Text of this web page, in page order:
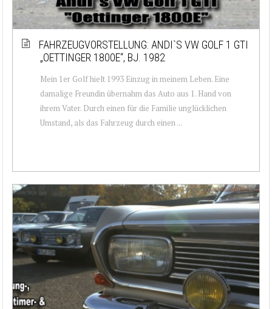
FAHRZEUGVORSTELLUNG: ANDI`S VW GOLF 1 GTI
„OETTINGER 1800E“, BJ. 1982
Mein 1er Golf hielt 1993 Einzug in meinem Leben. Eine
damalige Freundin übernahm das Auto aus 1. Hand von
ihrem Vater. Durch einen für die Familie unglücklichen
Umstand, als das Fahrzeug durch einen ...